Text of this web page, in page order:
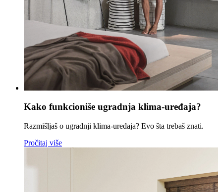
Kako funkcioniše ugradnja klima-uređaja?
Razmišljaš o ugradnji klima-uređaja? Evo šta trebaš znati.
Pročitaj više